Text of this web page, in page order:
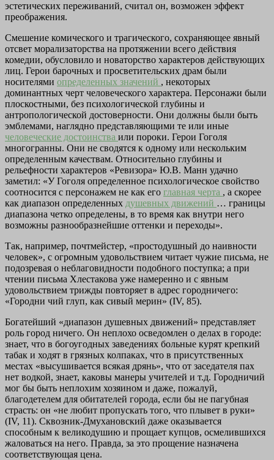
эстетических переживаний, считал он, возможен эффект
преображения.
Смешение комического и трагического, сохраняющее явный
отсвет морализаторства на протяжении всего действия
комедии, обусловило и новаторство характеров действующих
лиц. Герои барочных и просветительских драм были
носителями определенных значений , некоторых
доминантных черт человеческого характера. Персонажи были
плоскостными, без психологической глубины и
антропологической достоверности. Они должны были быть
эмблемами, наглядно представляющими те или иные
человеческие достоинства или пороки. Герои Гоголя
многогранны. Они не сводятся к одному или нескольким
определенным качествам. Относительно глубины и
рельефности характеров «Ревизора» Ю.В. Манн удачно
заметил: «У Гоголя определенное психологическое свойство
соотносится с персонажем не как его главная черта , а скорее
как диапазон определенных душевных движений … границы
диапазона четко определены, в то время как внутри него
возможны разнообразнейшие оттенки и переходы».
Так, например, почтмейстер, «простодушный до наивности
человек», с огромным удовольствием читает чужие письма, не
подозревая о неблаговидности подобного поступка; а при
чтении письма Хлестакова уже намеренно и с явным
удовольствием трижды повторяет в адрес городничего:
«Городни чий глуп, как сивый мерин» (IV, 85).
Богатейший «диапазон душевных движений» представляет
роль город ничего. Он неплохо осведомлен о делах в городе:
знает, что в богоугодных заведениях больные курят крепкий
табак и ходят в грязных колпаках, что в присутственных
местах «высушивается всякая дрянь», что от заседателя пах
нет водкой, знает, каковы манеры учителей и т.д. Городничий
мог бы быть неплохим хозяином и даже, пожалуй,
благодетелем для обитателей города, если бы не пагубная
страсть: он «не любит пропускать того, что плывет в руки»
(IV, 11). Сквозник-Дмухановский даже оказывается
способным к великодушию и прощает купцов, осмелившихся
жаловаться на него. Правда, за это прощение назначена
соответствующая цена.